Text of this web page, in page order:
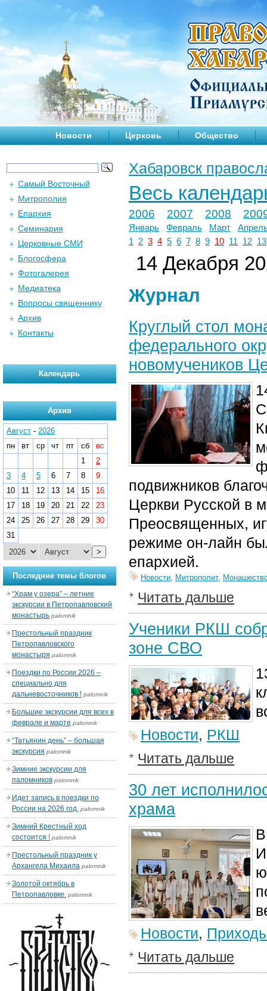
Новости Церковь Общество
Хабаровск
Весь
2006 2007 2008
Январь Февраль Март
1
2 3 4 5 6 7 8 9 10 11 12 13
14 Декабря
Журнал
Круглый стол
федерального
новомучеников
подвижников
Церкви Русской в
Преосвященных,
режиме он-лайн
епархией.
Новости, Митрополит,
Читать дальше
Ученики РКШ
зоне СВО
Новости, РКШ
Читать дальше
30 лет
храма
Новости,
Читать дальше
Самый Восточный
Митрополия
Епархия
Семинария
Церковные СМИ
Блогосфера
Фотогалерея
Медиатека
Вопросы священнику
Архив
Контакты
Календарь
Архив
Август - 2026
пн
вт ср чт пт сб
вс
1
2
3
4 5 6 7 8
9
10
11 12 13 14 15
16
17
18 19 20 21 22
23
24
25 26 27 28 29
30
31
>
Последние темы блогов
“Храм у озера” – летние
экскурсии в Петропавловский
монастырь palomnik
Престольный праздник
Петропавловского
монастыря palomnik
Поездки по России 2026 –
специально для
дальневосточников ! palomnik
Большие экскурсии для всех в
феврале и марте palomnik
“Татьянин день” – большая
экскурсия palomnik
Зимние экскурсии для
паломников palomnik
Идет запись в поездки по
России на 2026 год. palomnik
Зимний Крестный ход
состоится ! palomnik
Престольный праздник у
Архангела Михаила palomnik
Золотой октябрь в
Петропавловке. palomnik